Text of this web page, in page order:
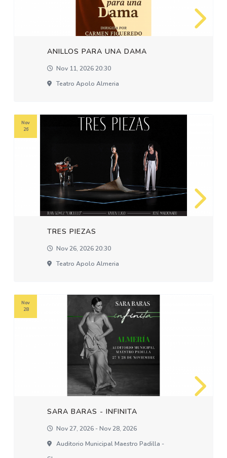
ANILLOS PARA UNA DAMA
Nov 11, 2026 20:30
Teatro Apolo Almeria
TRES PIEZAS
Nov 26, 2026 20:30
Teatro Apolo Almeria
Nov
26
SARA BARAS - INFINITA
Nov 27, 2026 - Nov 28, 2026
Auditorio Municipal Maestro Padilla -
Nov
28